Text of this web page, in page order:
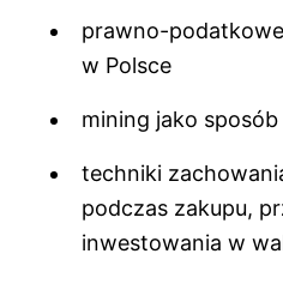
prawno-
w Polsce
mining jako
techniki
podczas zakupu,
inwestowania w